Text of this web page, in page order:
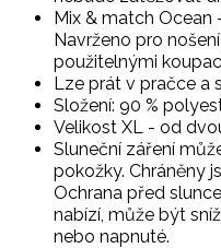
Mix & match Ocean
Navrženo pro
použitelnými
Lze prát v pračce a
Složení: 90 %
Velikost XL - od
Sluneční záření
pokožky. Chráněny
Ochrana před
nabízí, může být
nebo napnuté.